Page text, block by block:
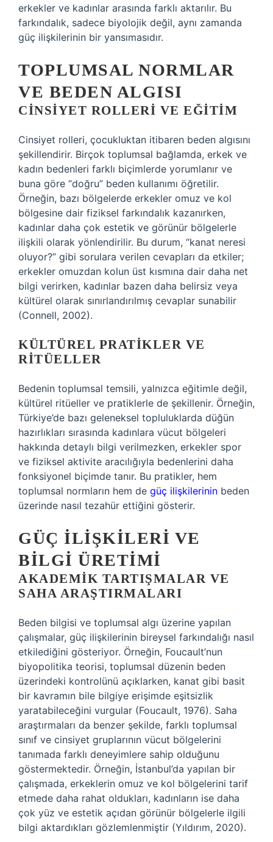
erkekler ve kadınlar arasında farklı aktarılır. Bu
farkındalık, sadece biyolojik değil, aynı zamanda
güç ilişkilerinin bir yansımasıdır.
TOPLUMSAL NORMLAR
VE BEDEN ALGISI
CINSIYET ROLLERI VE EĞITIM
Cinsiyet rolleri, çocukluktan itibaren beden algısını
şekillendirir. Birçok toplumsal bağlamda, erkek ve
kadın bedenleri farklı biçimlerde yorumlanır ve
buna göre “doğru” beden kullanımı öğretilir.
Örneğin, bazı bölgelerde erkekler omuz ve kol
bölgesine dair fiziksel farkındalık kazanırken,
kadınlar daha çok estetik ve görünür bölgelerle
ilişkili olarak yönlendirilir. Bu durum, “kanat neresi
oluyor?” gibi sorulara verilen cevapları da etkiler;
erkekler omuzdan kolun üst kısmına dair daha net
bilgi verirken, kadınlar bazen daha belirsiz veya
kültürel olarak sınırlandırılmış cevaplar sunabilir
(Connell, 2002).
KÜLTÜREL PRATIKLER VE
RITÜELLER
Bedenin toplumsal temsili, yalnızca eğitimle değil,
kültürel ritüeller ve pratiklerle de şekillenir. Örneğin,
Türkiye’de bazı geleneksel topluluklarda düğün
hazırlıkları sırasında kadınlara vücut bölgeleri
hakkında detaylı bilgi verilmezken, erkekler spor
ve fiziksel aktivite aracılığıyla bedenlerini daha
fonksiyonel biçimde tanır. Bu pratikler, hem
toplumsal normların hem de güç ilişkilerinin beden
üzerinde nasıl tezahür ettiğini gösterir.
GÜÇ İLIŞKILERI VE
BILGI ÜRETIMI
AKADEMIK TARTIŞMALAR VE
SAHA ARAŞTIRMALARI
Beden bilgisi ve toplumsal algı üzerine yapılan
çalışmalar, güç ilişkilerinin bireysel farkındalığı nasıl
etkilediğini gösteriyor. Örneğin, Foucault’nun
biyopolitika teorisi, toplumsal düzenin beden
üzerindeki kontrolünü açıklarken, kanat gibi basit
bir kavramın bile bilgiye erişimde eşitsizlik
yaratabileceğini vurgular (Foucault, 1976). Saha
araştırmaları da benzer şekilde, farklı toplumsal
sınıf ve cinsiyet gruplarının vücut bölgelerini
tanımada farklı deneyimlere sahip olduğunu
göstermektedir. Örneğin, İstanbul’da yapılan bir
çalışmada, erkeklerin omuz ve kol bölgelerini tarif
etmede daha rahat oldukları, kadınların ise daha
çok yüz ve estetik açıdan görünür bölgelerle ilgili
bilgi aktardıkları gözlemlenmiştir (Yıldırım, 2020).